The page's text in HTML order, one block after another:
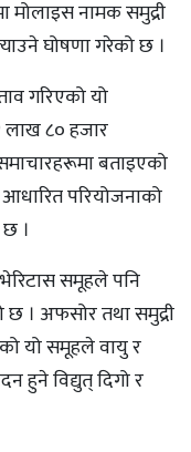
मोलाइस नामक समुद्री
घोषणा गरेको छ ।
गरिएको यो
लाख ८० हजार
बताइएको
आधारित परियोजनाको
।
समूहले पनि
। अफसोर तथा समुद्री
यो समूहले वायु र
हुने विद्युत् दिगो र